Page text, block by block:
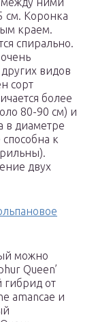
см. Коронка
краем.
спирально.
видов
сорт
более
80-90 см) и
в диаметре
к
двух
можно
Queen’
от
amancae и